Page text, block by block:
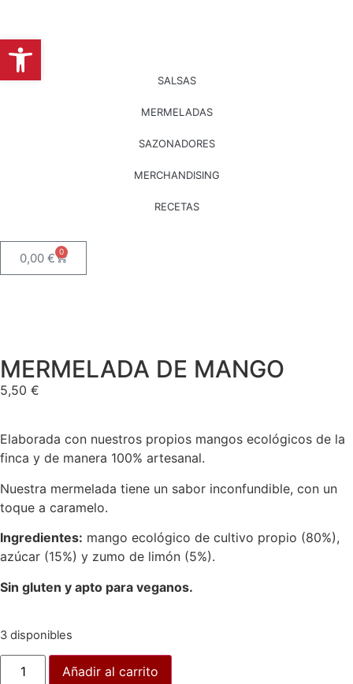
SALSAS
MERMELADAS
SAZONADORES
MERCHANDISING
RECETAS
0,00 € 0
MERMELADA DE MANGO
5,50 €
Elaborada con nuestros propios mangos ecológicos de la
finca y de manera 100% artesanal.
Nuestra mermelada tiene un sabor inconfundible, con un
toque a caramelo.
Ingredientes: mango ecológico de cultivo propio (80%),
azúcar (15%) y zumo de limón (5%).
Sin gluten y apto para veganos.
3 disponibles
Añadir al carrito
Abrir barra de herramientas